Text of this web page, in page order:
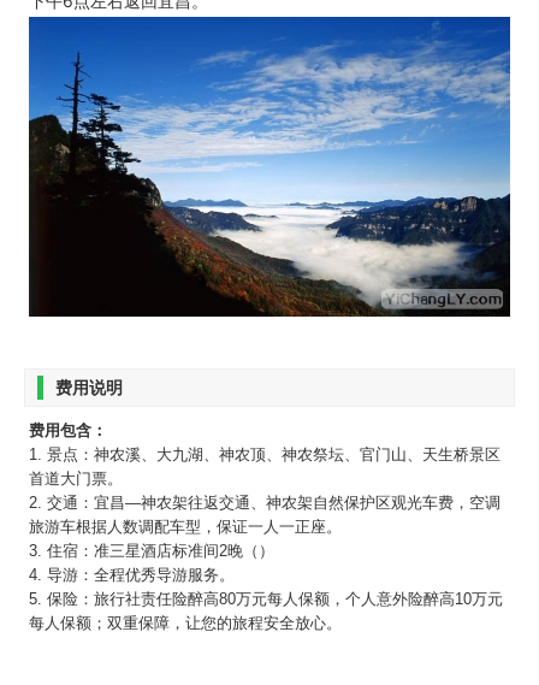
费用说明
费用包含：
1. 景点：神农溪、大九湖、神农顶、神农祭坛、官门山、天生桥景区
首道大门票。
2. 交通：宜昌—神农架往返交通、神农架自然保护区观光车费，空调
旅游车根据人数调配车型，保证一人一正座。
3. 住宿：准三星酒店标准间2晚（）
4. 导游：全程优秀导游服务。
5. 保险：旅行社责任险醉高80万元每人保额，个人意外险醉高10万元
每人保额；双重保障，让您的旅程安全放心。